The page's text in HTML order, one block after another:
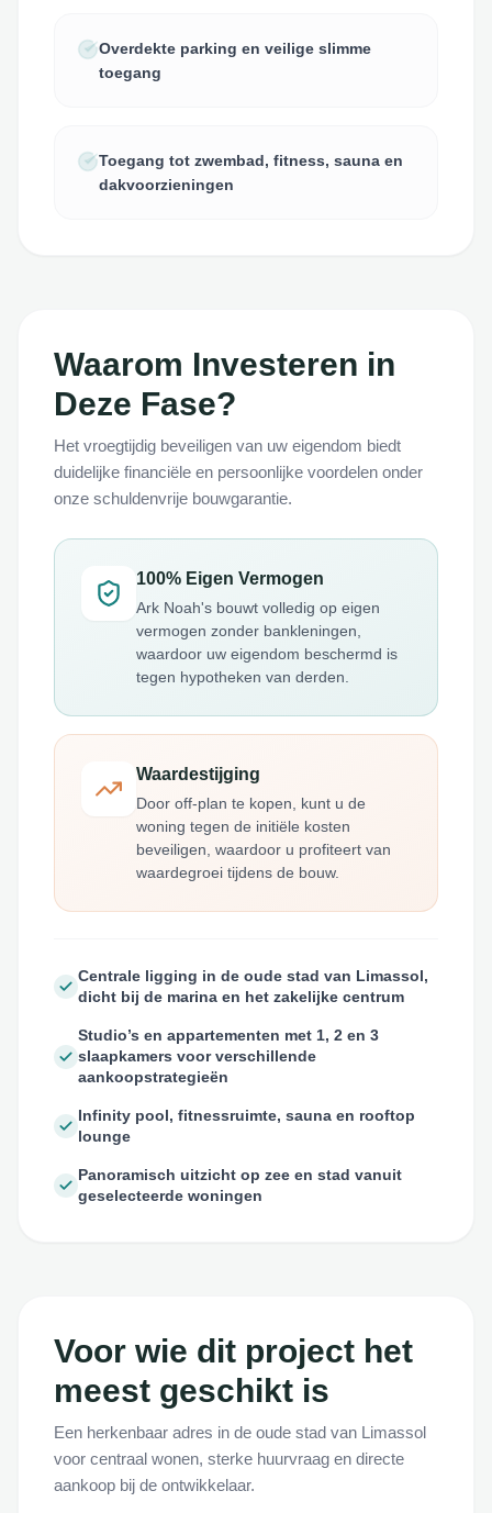
Overdekte parking en veilige slimme
toegang
Toegang tot zwembad, fitness, sauna en
dakvoorzieningen
Waarom Investeren in
Deze Fase?
Het vroegtijdig beveiligen van uw eigendom biedt
duidelijke financiële en persoonlijke voordelen onder
onze schuldenvrije bouwgarantie.
100% Eigen Vermogen
Ark Noah's bouwt volledig op eigen
vermogen zonder bankleningen,
waardoor uw eigendom beschermd is
tegen hypotheken van derden.
Waardestijging
Door off-plan te kopen, kunt u de
woning tegen de initiële kosten
beveiligen, waardoor u profiteert van
waardegroei tijdens de bouw.
Centrale ligging in de oude stad van Limassol,
dicht bij de marina en het zakelijke centrum
Studio’s en appartementen met 1, 2 en 3
slaapkamers voor verschillende
aankoopstrategieën
Infinity pool, fitnessruimte, sauna en rooftop
lounge
Panoramisch uitzicht op zee en stad vanuit
geselecteerde woningen
Voor wie dit project het
meest geschikt is
Een herkenbaar adres in de oude stad van Limassol
voor centraal wonen, sterke huurvraag en directe
aankoop bij de ontwikkelaar.